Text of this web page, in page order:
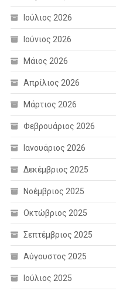
Ιούλιος 2026
Ιούνιος 2026
Μάιος 2026
Απρίλιος 2026
Μάρτιος 2026
Φεβρουάριος 2026
Ιανουάριος 2026
Δεκέμβριος 2025
Νοέμβριος 2025
Οκτώβριος 2025
Σεπτέμβριος 2025
Αύγουστος 2025
Ιούλιος 2025